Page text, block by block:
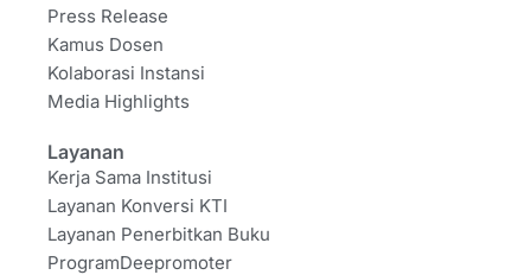
Press Release
Kamus Dosen
Kolaborasi Instansi
Media Highlights
Layanan
Kerja Sama Institusi
Layanan Konversi KTI
Layanan Penerbitkan Buku
ProgramDeepromoter